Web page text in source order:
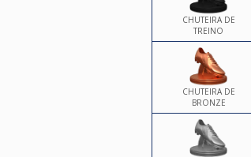
CHUTEIRA DE
TREINO
CHUTEIRA DE
BRONZE